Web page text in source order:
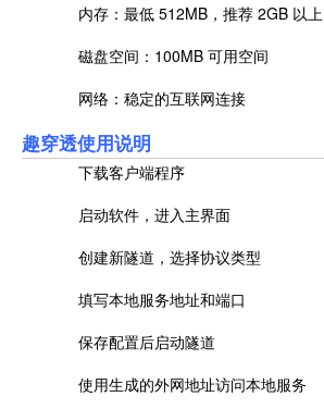
内存：最低 512MB，推荐 2GB 以上
磁盘空间：100MB 可用空间
网络：稳定的互联网连接
趣穿透使用说明
下载客户端程序
启动软件，进入主界面
创建新隧道，选择协议类型
填写本地服务地址和端口
保存配置后启动隧道
使用生成的外网地址访问本地服务